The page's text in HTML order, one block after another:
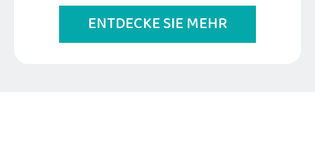
ENTDECKE SIE MEHR